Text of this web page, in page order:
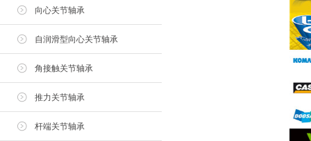
向心关节轴承
自润滑型向心关节轴承
角接触关节轴承
推力关节轴承
杆端关节轴承